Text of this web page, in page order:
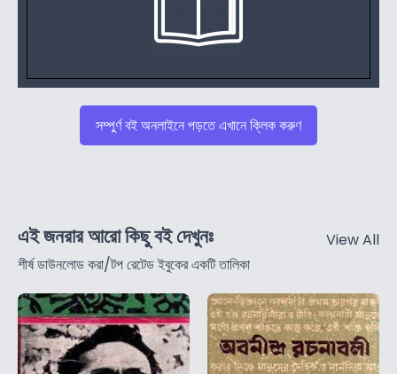
সম্পুর্ণ বই অনলাইনে পড়তে এখানে ক্লিক করুণ
এই জনরার আরো কিছু বই দেখুনঃ
শীর্ষ ডাউনলোড করা/টপ রেটেড ইবুকের একটি তালিকা
View All